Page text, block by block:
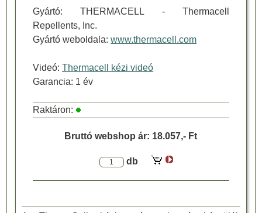
Gyártó:THERMACELL - Thermacell
Repellents, Inc.
Gyártó weboldala:www.thermacell.com
Videó:Thermacell kézi videó
Garancia: 1 év
Raktáron:
Bruttó webshop ár: 18.057,- Ft
db